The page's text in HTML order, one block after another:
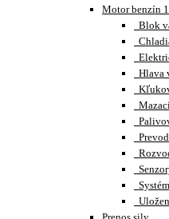
Motor benzín
Blok
Hlava